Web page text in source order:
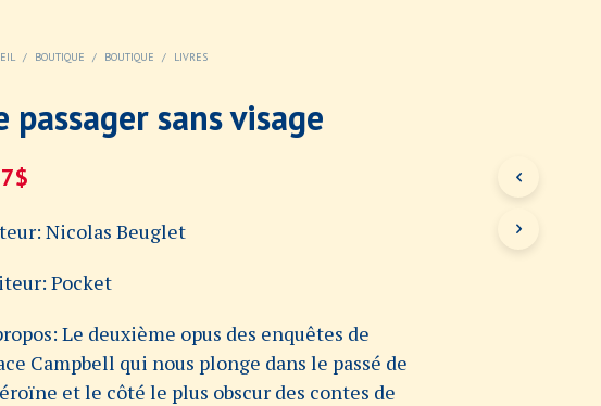
/ BOUTIQUE / BOUTIQUE / LIVRES
passager sans visage
$
Nicolas Beuglet
Pocket
Le deuxième opus des enquêtes de
Campbell qui nous plonge dans le passé de
et le côté le plus obscur des contes de